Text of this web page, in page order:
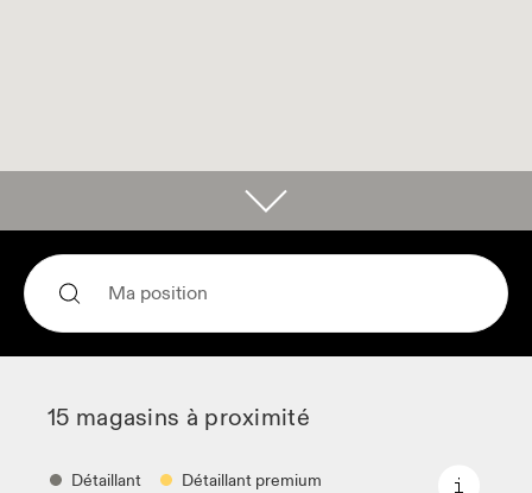
15 magasins à proximité
Détaillant
Détaillant premium